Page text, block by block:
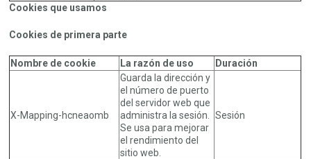
Cookies que usamos
Cookies de primera parte
Nombre de cookie La razón de uso Duración
X-Mapping-hcneaomb
Guarda la dirección y
el número de puerto
del servidor web que
administra la sesión.
Se usa para mejorar
el rendimiento del
sitio web.
Sesión